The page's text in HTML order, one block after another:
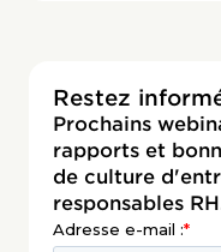
Restez
Prochains
rapports et
de culture
responsables